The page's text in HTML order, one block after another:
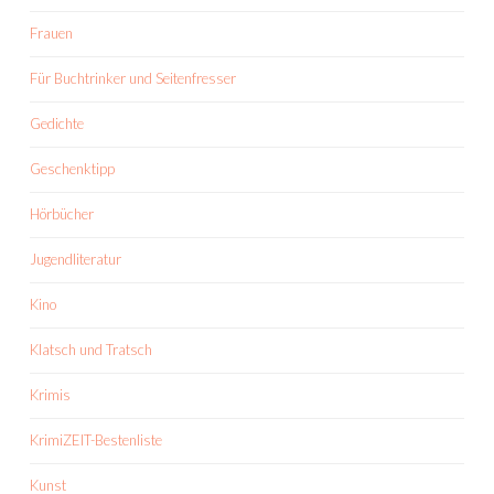
Frauen
Für Buchtrinker und Seitenfresser
Gedichte
Geschenktipp
Hörbücher
Jugendliteratur
Kino
Klatsch und Tratsch
Krimis
KrimiZEIT-Bestenliste
Kunst